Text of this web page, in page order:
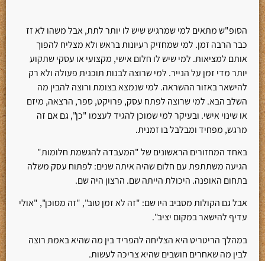
הסופ"ש מתאים למי שמרגיש שיש לו יותר לתת, אבל משהו לא זז
כבר הרבה זמן. למי שמחזיק רעיונות בראש ולא מצליח להפוך
אותם למציאות. למי שיש לו חלום אישי, מקצועי או עסקי שתקוע
יותר מדי זמן על הנייר. למי שרוצה לבנות תוכנית פעולה ולא רק
להישאר באזור ההשראה. למי שנמצא בצומת ורוצה להבין מה
השלב הבא. למי שרוצה לפתח עסק, פרויקט, ספר, הרצאה, מיזם
או שינוי אישי. ובעיקר למי שמוכן להגיד לעצמו "כן", גם אם זה
מרגש, מפחיד ומבלבל בו זמנית.
באחד המחזורים הראשונים של "המעבדה להגשמת חלומות"
הגיעה משתתפת עם חלום שהיה איתה שנים: לפתוח עסק משלה
בתחום האופנה. היכולת הייתה שם. הרצון היה שם.
אבל גם הקולות מסביב היו שם: "זה לא זמן טוב", "זה מסוכן", "אולי
עדיף להישאר במקום יציב".
במהלך הריטריט היא הצליחה להפריד בין מה שהיא באמת רוצה
לבין מה שאחרים חושבים שהיא צריכה לעשות.